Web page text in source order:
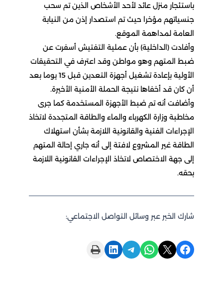
باستئجار منزل عائد لأحد الأشخاص الذين تم سحب
جنسياتهم مؤخرا حيث تم استصدار إذن من النيابة
العامة لمداهمة الموقع.
وأفادت (الداخلية) بأن عملية التفتيش أسفرت عن
ضبط المتهم وهو مواطن وقد اعترف في التحقيقات
الأولية بإعادة تشغيل أجهزة التعدين قبل 15 يوما بعد
أن كان قد أخفاها نتيجة الحملة الأمنية الأخيرة.
وأضافت أنه تم ضبط الأجهزة المستخدمة كما جرى
مخاطبة وزارة الكهرباء والماء والطاقة المتجددة لاتخاذ
الإجراءات الفنية والقانونية اللازمة بشأن استهلاك
الطاقة غير المشروع لافتة إلى أنه جاري إحالة المتهم
إلى جهة الاختصاص لاتخاذ الإجراءات القانونية اللازمة
بحقه.
شارك الخبر عبر وسائل التواصل الاجتماعي:
Share on Facebook
Share on X
Share on WhatsApp
Share on Telegram
Share on LinkedIn
Print this Page